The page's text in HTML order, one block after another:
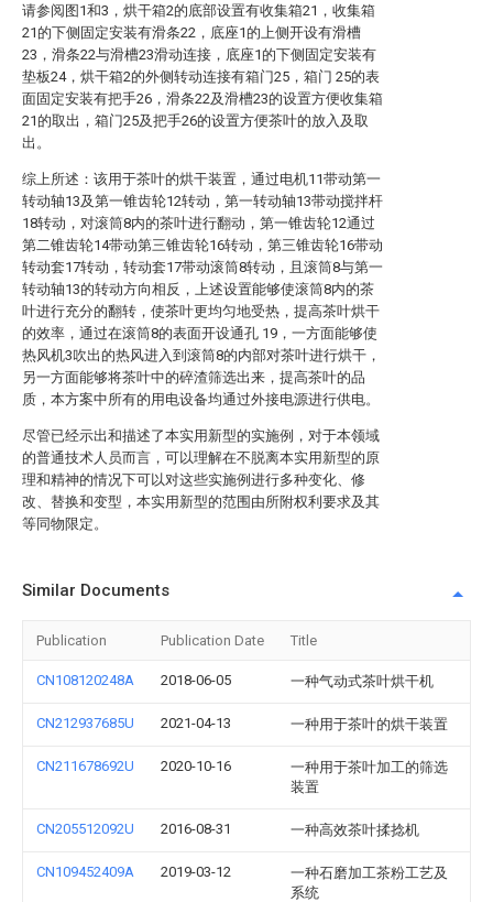
请参阅图1和3，烘干箱2的底部设置有收集箱21，收集箱
21的下侧固定安装有滑条22，底座1的上侧开设有滑槽
23，滑条22与滑槽23滑动连接，底座1的下侧固定安装有
垫板24，烘干箱2的外侧转动连接有箱门25，箱门 25的表
面固定安装有把手26，滑条22及滑槽23的设置方便收集箱
21的取出，箱门25及把手26的设置方便茶叶的放入及取
出。
综上所述：该用于茶叶的烘干装置，通过电机11带动第一
转动轴13及第一锥齿轮12转动，第一转动轴13带动搅拌杆
18转动，对滚筒8内的茶叶进行翻动，第一锥齿轮12通过
第二锥齿轮14带动第三锥齿轮16转动，第三锥齿轮16带动
转动套17转动，转动套17带动滚筒8转动，且滚筒8与第一
转动轴13的转动方向相反，上述设置能够使滚筒8内的茶
叶进行充分的翻转，使茶叶更均匀地受热，提高茶叶烘干
的效率，通过在滚筒8的表面开设通孔 19，一方面能够使
热风机3吹出的热风进入到滚筒8的内部对茶叶进行烘干，
另一方面能够将茶叶中的碎渣筛选出来，提高茶叶的品
质，本方案中所有的用电设备均通过外接电源进行供电。
尽管已经示出和描述了本实用新型的实施例，对于本领域
的普通技术人员而言，可以理解在不脱离本实用新型的原
理和精神的情况下可以对这些实施例进行多种变化、修
改、替换和变型，本实用新型的范围由所附权利要求及其
等同物限定。
Similar Documents
Publication Publication Date Title
CN108120248A 2018-06-05 一种气动式茶叶烘干机
CN212937685U 2021-04-13 一种用于茶叶的烘干装置
CN211678692U 2020-10-16
一种用于茶叶加工的筛选
装置
CN205512092U 2016-08-31 一种高效茶叶揉捻机
CN109452409A 2019-03-12
一种石磨加工茶粉工艺及
系统